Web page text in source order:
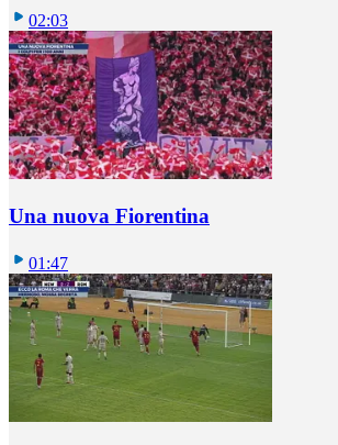
02:03
Una nuova Fiorentina
01:47